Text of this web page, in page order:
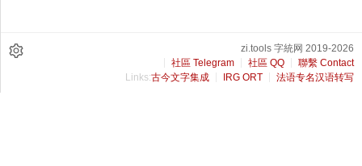
zi.tools 字統网 2019-2026
社區 Telegram
社區 QQ
聯繫 Contact
Links:古今文字集成 IRG ORT 法语专名汉语转写